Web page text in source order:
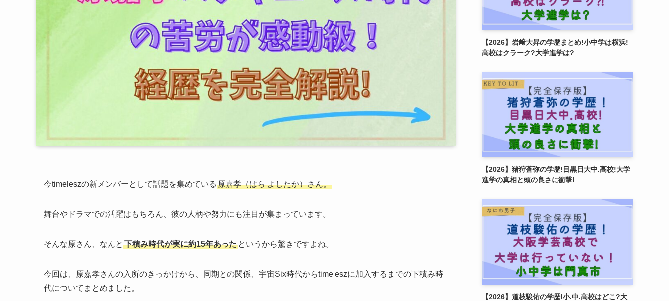
今timeleszの新メンバーとして話題を集めている 原嘉孝（はら よしたか）さん。
舞台やドラマでの活躍はもちろん、彼の人柄や努力にも注目が集まっています。
そんな原さん、なんと 下積み時代が実に約15年あった というから驚きですよね。
今回は、原嘉孝さんの入所のきっかけから、同期との関係、宇宙Six時代からtimeleszに加入するまでの下積み時
代についてまとめました。
【2026】岩﨑大昇の学歴まとめ!小中学は横浜!
高校はクラーク?大学進学は?
【2026】猪狩蒼弥の学歴!目黒日大中.高校!大学
進学の真相と頭の良さに衝撃!
【2026】道枝駿佑の学歴!小.中.高校はどこ?大